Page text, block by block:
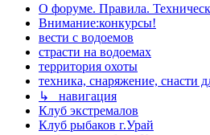
О форуме. Правила.
Внимание:конкурсы!
вести с водоемов
страсти на водоемах
территория охоты
техника, снаряжение, снасти
↳ навигация
Клуб экстремалов
Клуб рыбаков г.Урай